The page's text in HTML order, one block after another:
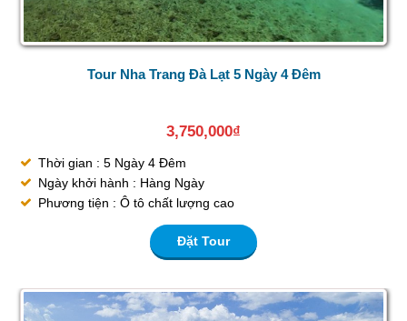
Tour Nha Trang Đà Lạt 5 Ngày 4 Đêm
3,750,000₫
Thời gian : 5 Ngày 4 Đêm
Ngày khởi hành : Hàng Ngày
Phương tiện : Ô tô chất lượng cao
Đặt Tour